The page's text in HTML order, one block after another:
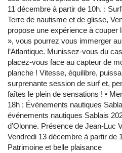
11 décembre à partir de 10h. :
Terre de nautisme et de glisse,
propose une expérience à couper
», vous pourrez vous immerger
l’Atlantique. Munissez-vous du
placez-vous face au capteur de
planche ! Vitesse, équilibre,
surprenante session de surf et,
faîtes le plein de sensations ! •
18h : Évènements nautiques
événements nautiques Sablais
d’Olonne. Présence de Jean-Luc
Vendredi 13 décembre à partir de
Patrimoine et belle plaisance